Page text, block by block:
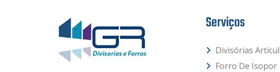
Serviços
Divisórias
Forro De Isopor